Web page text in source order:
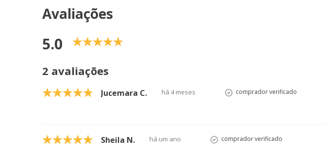
Avaliações
5.0
2 avaliações
Jucemara C. há 4 meses comprador verificado
Sheila N. há um ano comprador verificado